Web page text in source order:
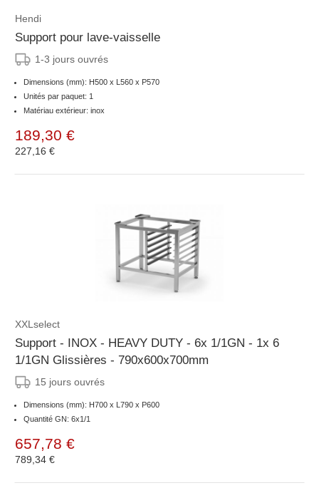
Hendi
Support pour lave-vaisselle
1-3 jours ouvrés
Dimensions (mm): H500 x L560 x P570
Unités par paquet: 1
Matériau extérieur: inox
189,30 €
227,16 €
XXLselect
Support - INOX - HEAVY DUTY - 6x 1/1GN - 1x 6
1/1GN Glissières - 790x600x700mm
15 jours ouvrés
Dimensions (mm): H700 x L790 x P600
Quantité GN: 6x1/1
657,78 €
789,34 €